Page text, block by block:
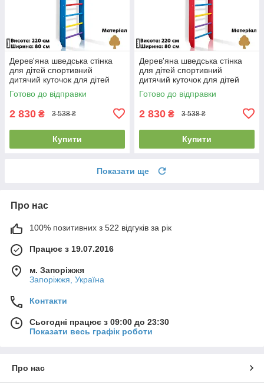
Дерев'яна шведська стінка
для дітей спортивний
дитячий куточок для дітей
SportBaby "0-220 Blue"
Готово до відправки
2 830 ₴ 3 538 ₴
Купити
Дерев'яна шведська стінка
для дітей спортивний
дитячий куточок для дітей
SportBaby "0-220 Barby"
Готово до відправки
2 830 ₴ 3 538 ₴
Купити
Показати ще
Про нас
100% позитивних з 522 відгуків за рік
Працює з 19.07.2016
м. Запоріжжя
Запоріжжя, Україна
Контакти
Сьогодні працює з 09:00 до 23:30
Показати весь графік роботи
Про нас